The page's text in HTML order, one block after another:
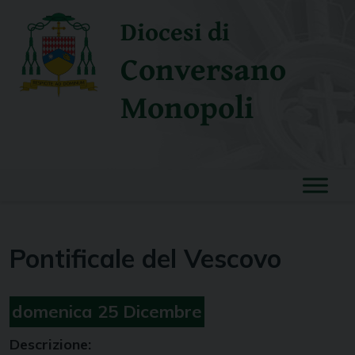
content
Diocesi di
Conversano
Monopoli
Pontificale del Vescovo
domenica 25 Dicembre
Descrizione: